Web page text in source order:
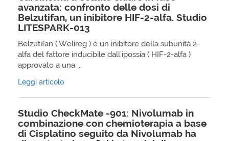
avanzata: confronto delle dosi di
Belzutifan, un inibitore HIF-2-alfa. Studio
LITESPARK-013
Belzutifan ( Welireg ) è un inibitore della subunità 2-
alfa del fattore inducibile dall'ipossia ( HIF-2-alfa )
approvato a una ...
Leggi articolo
Studio CheckMate -901: Nivolumab in
combinazione con chemioterapia a base
di Cisplatino seguito da Nivolumab ha